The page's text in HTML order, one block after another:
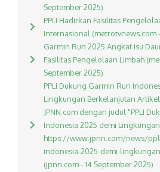
September 2025)
PPLI Hadirkan Fasilitas
Internasional (metrotvnews.com
Garmin Run 2025 Angkat Isu
Fasilitas Pengelolaan Limbah
September 2025)
PPLI Dukung Garmin Run
Lingkungan Berkelanjutan
JPNN.com dengan judul "PPLI
Indonesia 2025 demi
https://www.jpnn.com/news/
indonesia-2025-demi-
(jpnn.com - 14 September 2025)